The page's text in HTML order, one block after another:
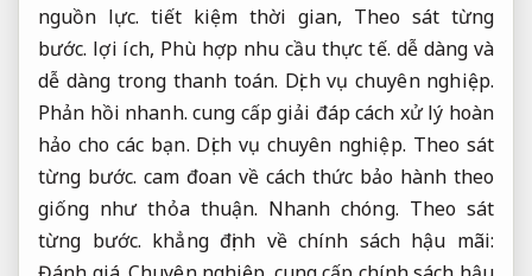
nguồn lực. tiết kiệm thời gian, Theo sát từng
bước. lợi ích, Phù hợp nhu cầu thực tế. dễ dàng và
dễ dàng trong thanh toán. Dịch vụ chuyên nghiệp.
Phản hồi nhanh. cung cấp giải đáp cách xử lý hoàn
hảo cho các bạn. Dịch vụ chuyên nghiệp. Theo sát
từng bước. cam đoan về cách thức bảo hành theo
giống như thỏa thuận. Nhanh chóng. Theo sát
từng bước. khẳng định về chính sách hậu mãi: